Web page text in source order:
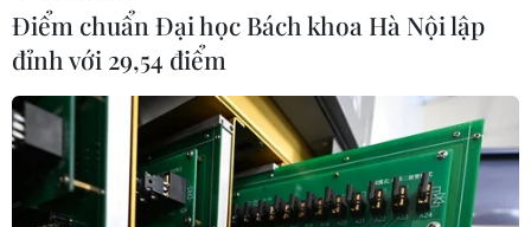
Điểm chuẩn Đại học Bách khoa Hà Nội lập
đỉnh với 29,54 điểm